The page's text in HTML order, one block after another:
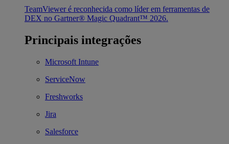
TeamViewer é reconhecida como líder em ferramentas de
DEX no Gartner® Magic Quadrant™ 2026.
Principais integrações
Microsoft Intune
ServiceNow
Freshworks
Jira
Salesforce